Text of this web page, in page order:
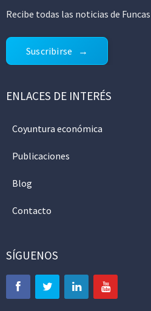
Recibe todas las noticias de Funcas
Suscribirse
ENLACES DE INTERÉS
Coyuntura económica
Publicaciones
Blog
Contacto
SÍGUENOS